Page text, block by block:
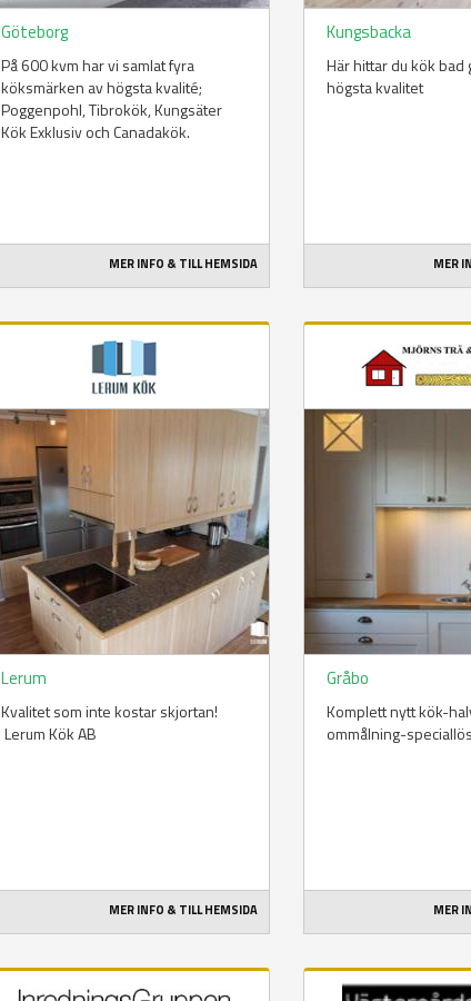
Göteborg
På 600 kvm har vi samlat fyra
köksmärken av högsta kvalité;
Poggenpohl, Tibrokök, Kungsäter
Kök Exklusiv och Canadakök.
MER INFO & TILL HEMSIDA
Kungsbacka
Här hittar du kök
högsta kvalitet
MER
Lerum
Kvalitet som inte kostar skjortan!
Lerum Kök AB
MER INFO & TILL HEMSIDA
Gråbo
Komplett nytt kök-
ommålning-
MER